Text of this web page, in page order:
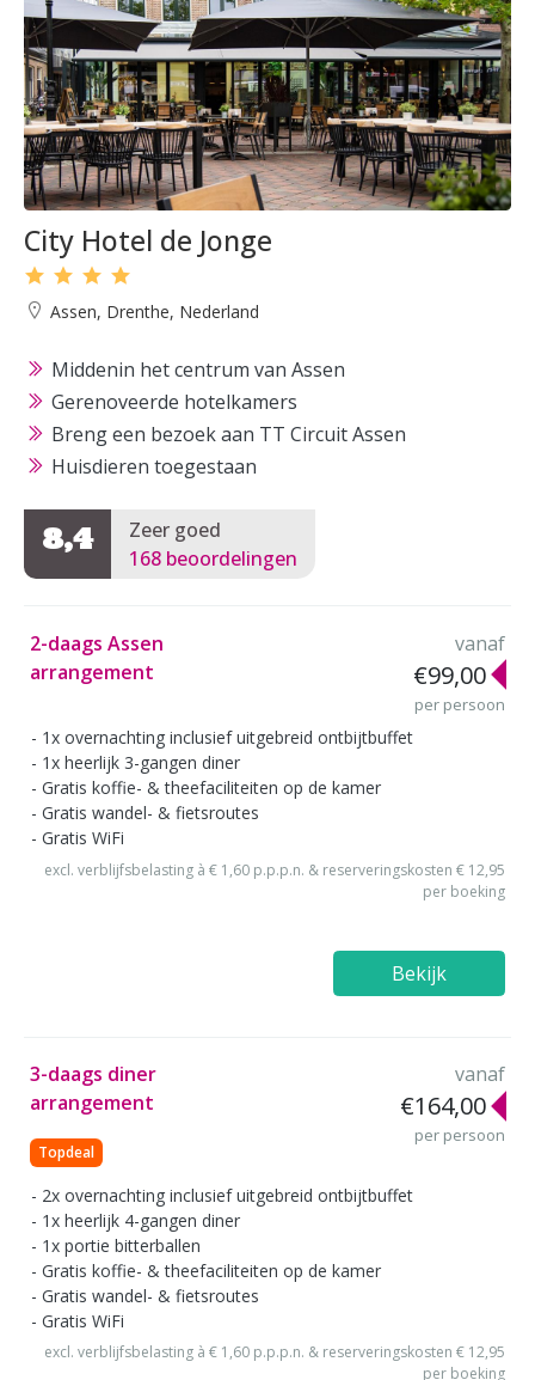
City Hotel de Jonge
Assen, Drenthe, Nederland
Middenin het centrum van Assen
Gerenoveerde hotelkamers
Breng een bezoek aan TT Circuit Assen
Huisdieren toegestaan
8,4
Zeer goed
168 beoordelingen
2-daags Assen
arrangement
vanaf
€99,00
per persoon
1x overnachting inclusief uitgebreid ontbijtbuffet
1x heerlijk 3-gangen diner
Gratis koffie- & theefaciliteiten op de kamer
Gratis wandel- & fietsroutes
Gratis WiFi
excl. verblijfsbelasting à € 1,60 p.p.p.n. & reserveringskosten € 12,95
per boeking
Bekijk
3-daags diner
arrangement
Topdeal
vanaf
€164,00
per persoon
2x overnachting inclusief uitgebreid ontbijtbuffet
1x heerlijk 4-gangen diner
1x portie bitterballen
Gratis koffie- & theefaciliteiten op de kamer
Gratis wandel- & fietsroutes
Gratis WiFi
excl. verblijfsbelasting à € 1,60 p.p.p.n. & reserveringskosten € 12,95
per boeking